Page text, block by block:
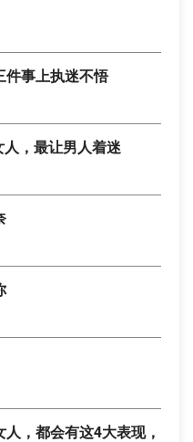
件事上执迷不悟
人，最让男人着迷
，都会有这4大表现，